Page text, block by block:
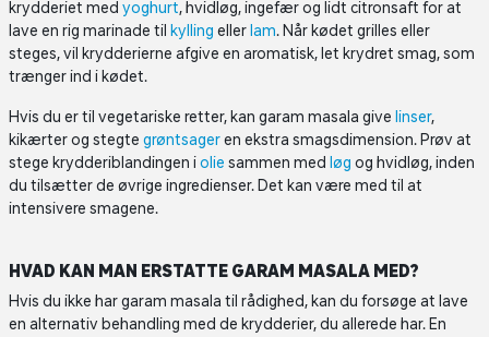
krydderiet med yoghurt, hvidløg, ingefær og lidt citronsaft for at
lave en rig marinade til kylling eller lam. Når kødet grilles eller
steges, vil krydderierne afgive en aromatisk, let krydret smag, som
trænger ind i kødet.
Hvis du er til vegetariske retter, kan garam masala give linser,
kikærter og stegte grøntsageren ekstra smagsdimension. Prøv at
stege krydderiblandingen iolie sammen med løg og hvidløg, inden
du tilsætter de øvrige ingredienser. Det kan være med til at
intensivere smagene.
HVAD KAN MAN ERSTATTE GARAM MASALA MED?
Hvis du ikke har garam masala til rådighed, kan du forsøge at lave
en alternativ behandling med de krydderier, du allerede har. En